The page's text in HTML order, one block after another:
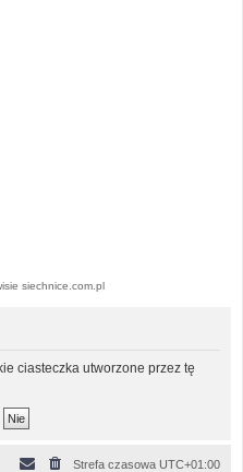
siechnice.com.pl
ciasteczka utworzone przez tę
Strefa czasowa UTC+01:00